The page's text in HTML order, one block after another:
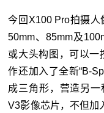
今回X100 Pro拍摄人
50mm、85mm及
或大头构图，可以一
作还加入了全新“B-
成三角形，营造另
V3影像芯片，不但加